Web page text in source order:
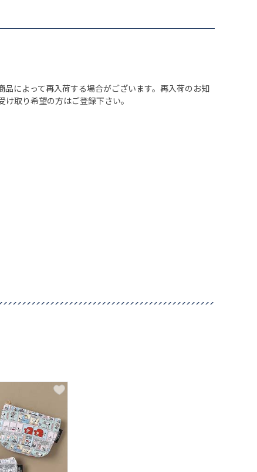
品によって再入荷する場合がございます。再入荷のお知
取り希望の方はご登録下さい。